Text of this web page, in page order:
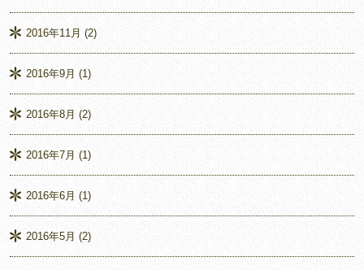
2016年11月 (2)
2016年9月 (1)
2016年8月 (2)
2016年7月 (1)
2016年6月 (1)
2016年5月 (2)